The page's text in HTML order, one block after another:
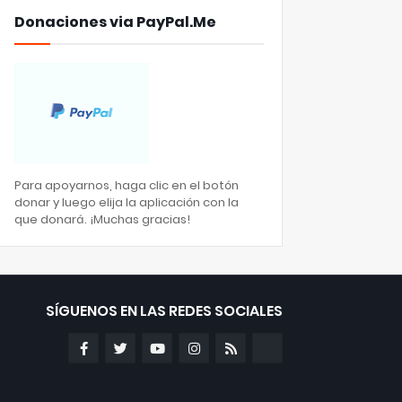
Donaciones via PayPal.Me
Para apoyarnos, haga clic en el botón
donar y luego elija la aplicación con la
que donará. ¡Muchas gracias!
SÍGUENOS EN LAS REDES SOCIALES